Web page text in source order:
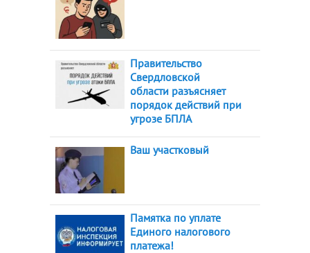
Правительство
Свердловской
области разъясняет
порядок действий при
угрозе БПЛА
Ваш участковый
Памятка по уплате
Единого налогового
платежа!